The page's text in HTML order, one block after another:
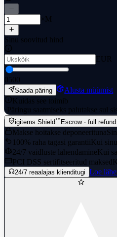
×M
Sinu soovitud hind
EUR
0500
Saada päring
Alusta müümist
Kuidas see toimib
· Päringu saatmiseks palutakse sul
igitems Shield™ Escrow · full
Makse hoitakse deponeerituna
100% raha tagasi garantiiKui
24/7 vaidluste lahendamineKui
PCI DSS sertifitseeritud maksed
24/7 reaalajas klienditugi Loe